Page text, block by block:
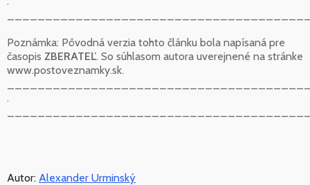
Poznámka: Pôvodná verzia tohto článku bola napísaná pre
časopis ZBERATEĽ. So súhlasom autora uverejnené na stránke
www.postoveznamky.sk.
.
Autor: Alexander Urminský